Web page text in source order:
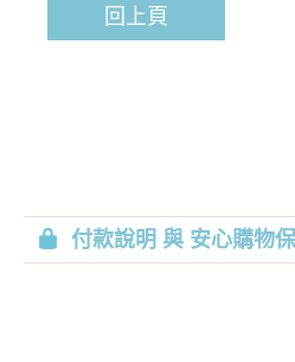
回上頁
付款說明 與 安心購物